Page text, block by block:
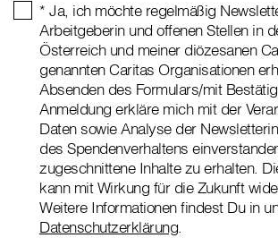
* Ja, ich möchte regelmäßig
Arbeitgeberin und offenen Stellen in
Österreich und meiner diözesanen
genannten Caritas Organisationen
Absenden des Formulars/mit
Anmeldung erkläre mich mit der
Daten sowie Analyse der
des Spendenverhaltens
zugeschnittene Inhalte zu erhalten.
kann mit Wirkung für die Zukunft
Weitere Informationen findest Du in
Datenschutzerklärung.